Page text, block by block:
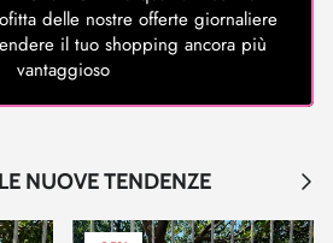
delle nostre offerte giornaliere
il tuo shopping ancora più
vantaggioso
NUOVE TENDENZE